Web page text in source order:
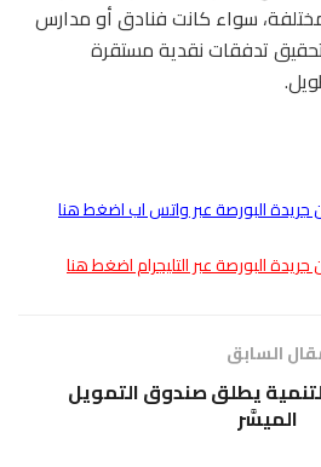
سواء كانت فنادق أو مدارس
تدفقات نقدية مستقرة
من جريدة البورصة عبر واتس اب اضغط هنا
جريدة البورصة عبر التليجرام اضغط هنا
السابق
يطلق صندوق التمويل
الميسَّر